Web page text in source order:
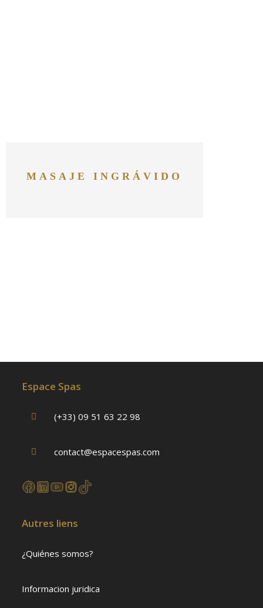
MASAJE INGRÁVIDO
Espace Spas
(+33) 09 51 63 22 98
contact@espacespas.com
Autres liens
¿Quiénes somos?
Informacion juridica